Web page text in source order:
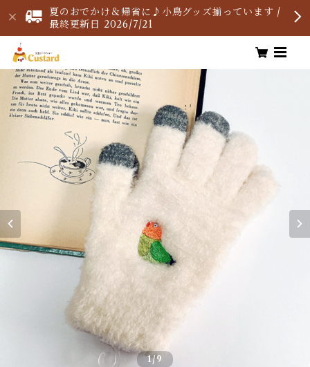
夏のおでかけ＆帰省に♪小鳥グッズ揃っています /
最終更新日 2026/7/21
1/9